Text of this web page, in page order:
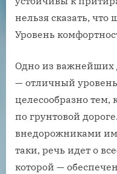
нельзя сказать,
Уровень
Одно из важнейших
— отличный
целесообразно тем,
по грунтовой
внедорожниками им
таки, речь идет о
которой —